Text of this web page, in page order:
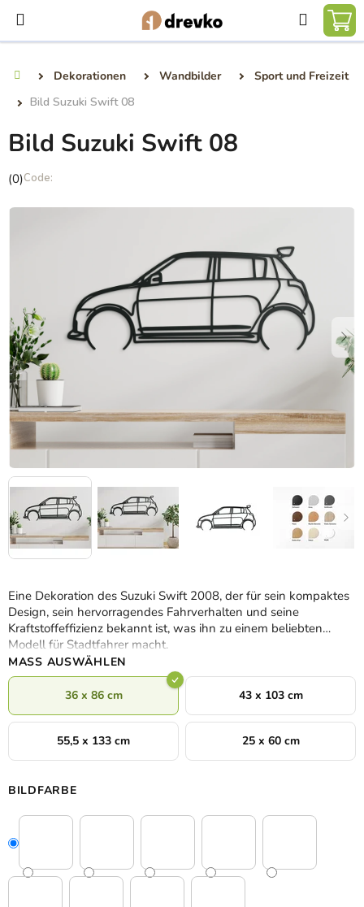
Inhalt
springen
Suchen
Dekorationen Wandbilder
Sport und Freizeit
Bild Suzuki Swift 08
Eine Dekoration des Suzuki Swift 2008, der für sein kompaktes
Design, sein hervorragendes Fahrverhalten und seine
Kraftstoffeffizienz bekannt ist, was ihn zu einem beliebten
Modell für Stadtfahrer macht.
MASS AUSWÄHLEN
36 x 86 cm 43 x 103 cm
55,5 x 133 cm 25 x 60 cm
BILDFARBE
Bild Suzuki Swift 08
Die
Produktbewertung
(0)